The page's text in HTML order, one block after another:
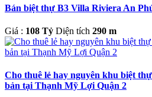
Bán biệt thự B3 Villa Riviera An
Giá : 108 Tỷ Diện tích 290 m
Cho thuê lẻ hay nguyên khu biệt
bản tại Thạnh Mỹ Lợi Quận 2